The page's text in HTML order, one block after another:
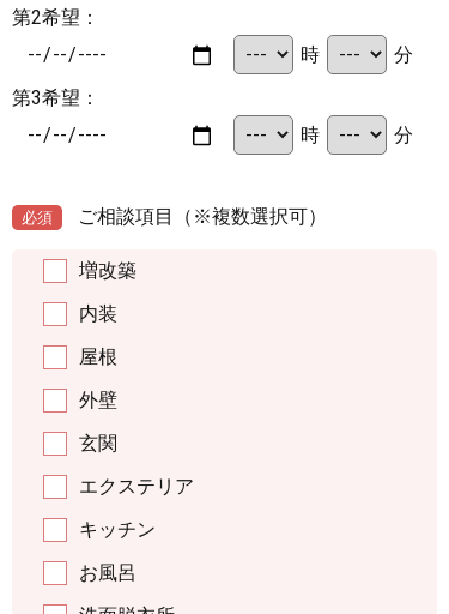
第2希望：
時
分
第3希望：
時
分
必須 ご相談項目 （※複数選択可）
増改築
内装
屋根
外壁
玄関
エクステリア
キッチン
お風呂